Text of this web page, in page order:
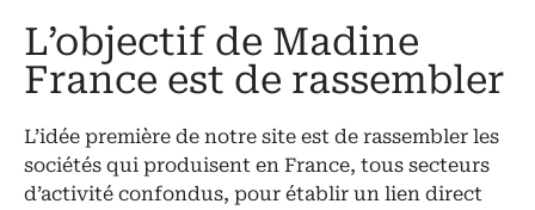
L’objectif de Madine
France est de rassembler
L’idée première de notre site est de rassembler les
sociétés qui produisent en France, tous secteurs
d’activité confondus, pour établir un lien direct